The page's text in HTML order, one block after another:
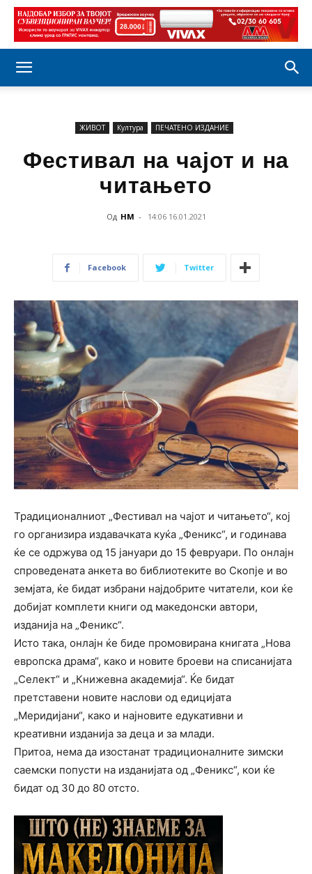
ЖИВОТ Култура ПЕЧАТЕНО ИЗДАНИЕ
Фестивал на чајот и на
читањето
Од НМ - 14:06 16.01.2021
Facebook Twitter
Традиционалниот „Фестивал на чајот и читањето“, кој
го организира издавачката куќа „Феникс“, и годинава
ќе се одржува од 15 јануари до 15 февруари. По онлајн
спроведената анкета во библиотеките во Скопје и во
земјата, ќе бидат избрани најдобрите читатели, кои ќе
добијат комплети книги од македонски автори,
изданија на „Феникс“.
Исто така, онлајн ќе биде промовирана книгата „Нова
европска драма“, како и новите броеви на списанијата
„Селект“ и „Книжевна академија“. Ќе бидат
претставени новите наслови од едицијата
„Меридијани“, како и најновите едукативни и
креативни изданија за деца и за млади.
Притоа, нема да изостанат традиционалните зимски
саемски попусти на изданијата од „Феникс“, кои ќе
бидат од 30 до 80 отсто.